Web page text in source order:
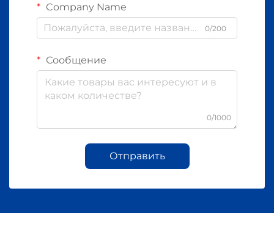
Company Name
0/200
Сообщение
0/1000
Отправить